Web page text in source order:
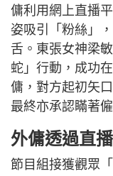
傭利用網上直播
姿吸引「粉絲」
舌。東張女神梁
蛇」行動，成功
傭，對方起初矢
最終亦承認瞞著
外傭透過直
節目組接獲觀眾